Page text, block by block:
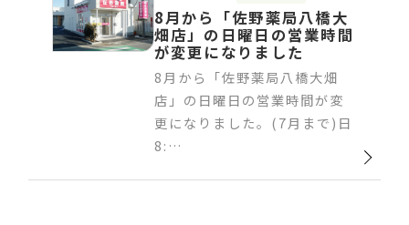
8月から「佐野薬局八橋大
畑店」の日曜日の営業時間
が変更になりました
8月から「佐野薬局八橋大畑
店」の日曜日の営業時間が変
更になりました。(7月まで)日
8:…